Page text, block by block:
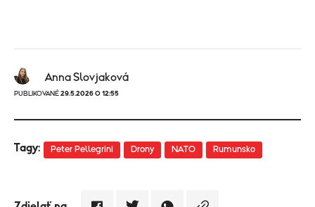
Anna Slovjaková
PUBLIKOVANÉ 29.5.2026 O 12:55
Tagy: Peter Pellegrini Drony NATO Rumunsko